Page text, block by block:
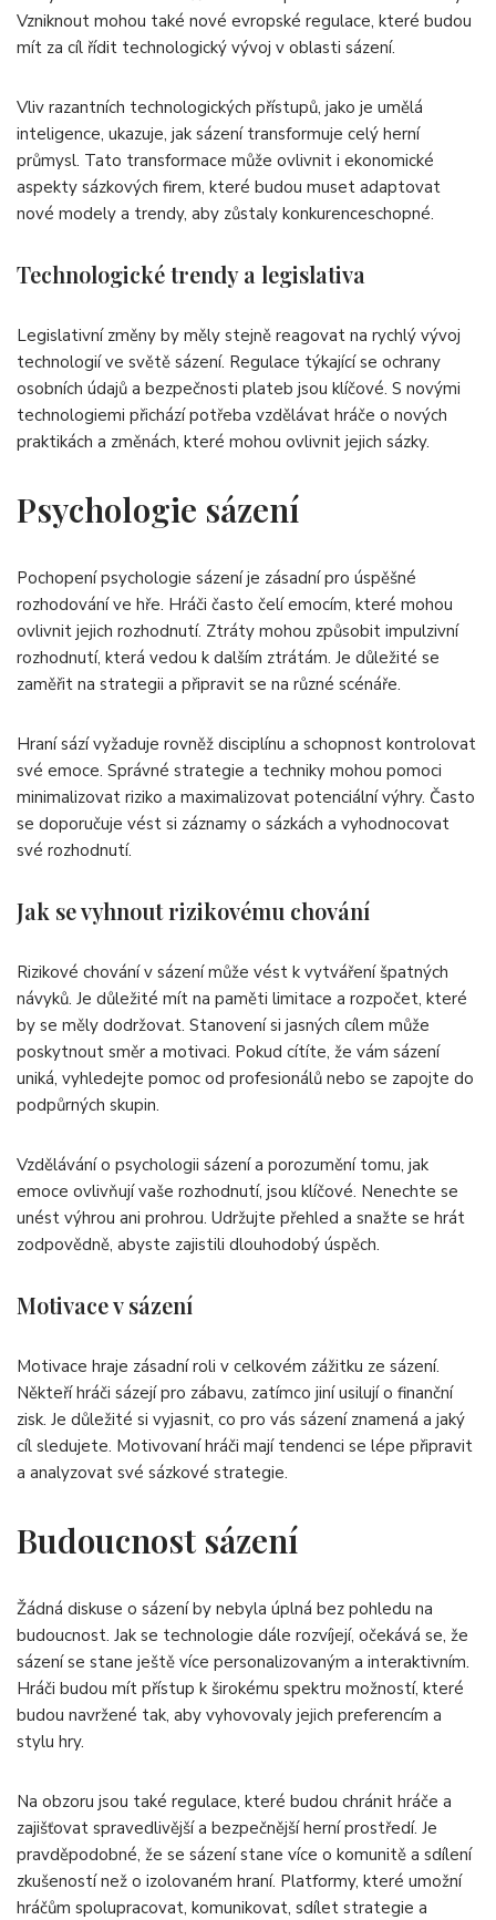
Vzniknout mohou také nové evropské regulace, které budou
mít za cíl řídit technologický vývoj v oblasti sázení.
Vliv razantních technologických přístupů, jako je umělá
inteligence, ukazuje, jak sázení transformuje celý herní
průmysl. Tato transformace může ovlivnit i ekonomické
aspekty sázkových firem, které budou muset adaptovat
nové modely a trendy, aby zůstaly konkurenceschopné.
Technologické trendy a legislativa
Legislativní změny by měly stejně reagovat na rychlý vývoj
technologií ve světě sázení. Regulace týkající se ochrany
osobních údajů a bezpečnosti plateb jsou klíčové. S novými
technologiemi přichází potřeba vzdělávat hráče o nových
praktikách a změnách, které mohou ovlivnit jejich sázky.
Psychologie sázení
Pochopení psychologie sázení je zásadní pro úspěšné
rozhodování ve hře. Hráči často čelí emocím, které mohou
ovlivnit jejich rozhodnutí. Ztráty mohou způsobit impulzivní
rozhodnutí, která vedou k dalším ztrátám. Je důležité se
zaměřit na strategii a připravit se na různé scénáře.
Hraní sází vyžaduje rovněž disciplínu a schopnost kontrolovat
své emoce. Správné strategie a techniky mohou pomoci
minimalizovat riziko a maximalizovat potenciální výhry. Často
se doporučuje vést si záznamy o sázkách a vyhodnocovat
své rozhodnutí.
Jak se vyhnout rizikovému chování
Rizikové chování v sázení může vést k vytváření špatných
návyků. Je důležité mít na paměti limitace a rozpočet, které
by se měly dodržovat. Stanovení si jasných cílem může
poskytnout směr a motivaci. Pokud cítíte, že vám sázení
uniká, vyhledejte pomoc od profesionálů nebo se zapojte do
podpůrných skupin.
Vzdělávání o psychologii sázení a porozumění tomu, jak
emoce ovlivňují vaše rozhodnutí, jsou klíčové. Nenechte se
unést výhrou ani prohrou. Udržujte přehled a snažte se hrát
zodpovědně, abyste zajistili dlouhodobý úspěch.
Motivace v sázení
Motivace hraje zásadní roli v celkovém zážitku ze sázení.
Někteří hráči sázejí pro zábavu, zatímco jiní usilují o finanční
zisk. Je důležité si vyjasnit, co pro vás sázení znamená a jaký
cíl sledujete. Motivovaní hráči mají tendenci se lépe připravit
a analyzovat své sázkové strategie.
Budoucnost sázení
Žádná diskuse o sázení by nebyla úplná bez pohledu na
budoucnost. Jak se technologie dále rozvíjejí, očekává se, že
sázení se stane ještě více personalizovaným a interaktivním.
Hráči budou mít přístup k širokému spektru možností, které
budou navržené tak, aby vyhovovaly jejich preferencím a
stylu hry.
Na obzoru jsou také regulace, které budou chránit hráče a
zajišťovat spravedlivější a bezpečnější herní prostředí. Je
pravděpodobné, že se sázení stane více o komunitě a sdílení
zkušeností než o izolovaném hraní. Platformy, které umožní
hráčům spolupracovat, komunikovat, sdílet strategie a